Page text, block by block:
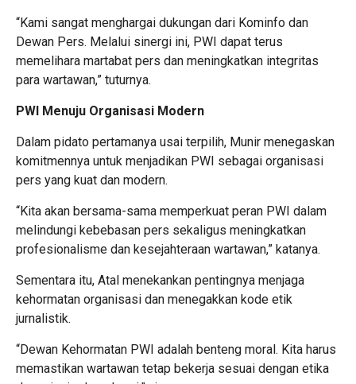
“Kami sangat menghargai dukungan dari Kominfo dan
Dewan Pers. Melalui sinergi ini, PWI dapat terus
memelihara martabat pers dan meningkatkan integritas
para wartawan,” tuturnya.
PWI Menuju Organisasi Modern
Dalam pidato pertamanya usai terpilih, Munir menegaskan
komitmennya untuk menjadikan PWI sebagai organisasi
pers yang kuat dan modern.
“Kita akan bersama-sama memperkuat peran PWI dalam
melindungi kebebasan pers sekaligus meningkatkan
profesionalisme dan kesejahteraan wartawan,” katanya.
Sementara itu, Atal menekankan pentingnya menjaga
kehormatan organisasi dan menegakkan kode etik
jurnalistik.
“Dewan Kehormatan PWI adalah benteng moral. Kita harus
memastikan wartawan tetap bekerja sesuai dengan etika